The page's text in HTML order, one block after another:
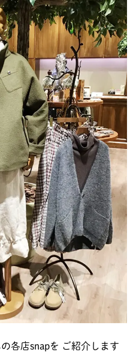
各店snapを ご紹介します